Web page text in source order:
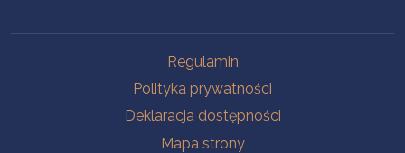
Regulamin
Polityka prywatności
Deklaracja dostępności
Mapa strony